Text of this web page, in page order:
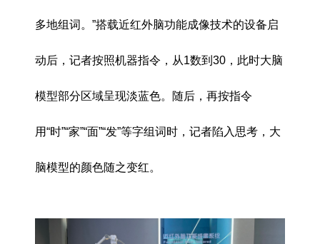
多地组词。”搭载近红外脑功能成像技术的设备启
动后，记者按照机器指令，从1数到30，此时大脑
模型部分区域呈现淡蓝色。随后，再按指令
用“时”“家”“面”“发”等字组词时，记者陷入思考，大
脑模型的颜色随之变红。